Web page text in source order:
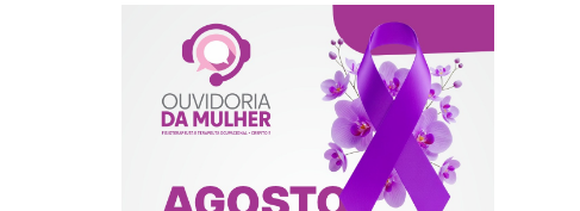
AGOSTO LILÁS –
ACOLHER,
PROTEGER E
COMBATER A